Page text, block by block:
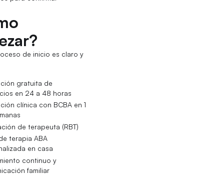
de inicio es claro y
gratuita de
en 24 a 48 horas
clínica con BCBA en 1
de terapeuta (RBT)
terapia ABA
en casa
continuo y
familiar